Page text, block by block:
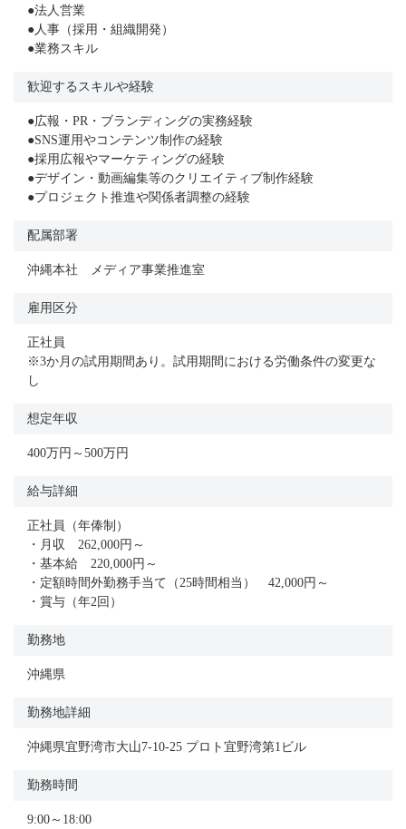
●法人営業
●人事（採用・組織開発）
●業務スキル
歓迎するスキルや経験
●広報・PR・ブランディングの実務経験
●SNS運用やコンテンツ制作の経験
●採用広報やマーケティングの経験
●デザイン・動画編集等のクリエイティブ制作経験
●プロジェクト推進や関係者調整の経験
配属部署
沖縄本社 メディア事業推進室
雇用区分
正社員
※3か月の試用期間あり。試用期間における労働条件の変更な
し
想定年収
400万円～500万円
給与詳細
正社員（年俸制）
・月収 262,000円～
・基本給 220,000円～
・定額時間外勤務手当て（25時間相当） 42,000円～
・賞与（年2回）
勤務地
沖縄県
勤務地詳細
沖縄県宜野湾市大山7-10-25 プロト宜野湾第1ビル
勤務時間
9:00～18:00